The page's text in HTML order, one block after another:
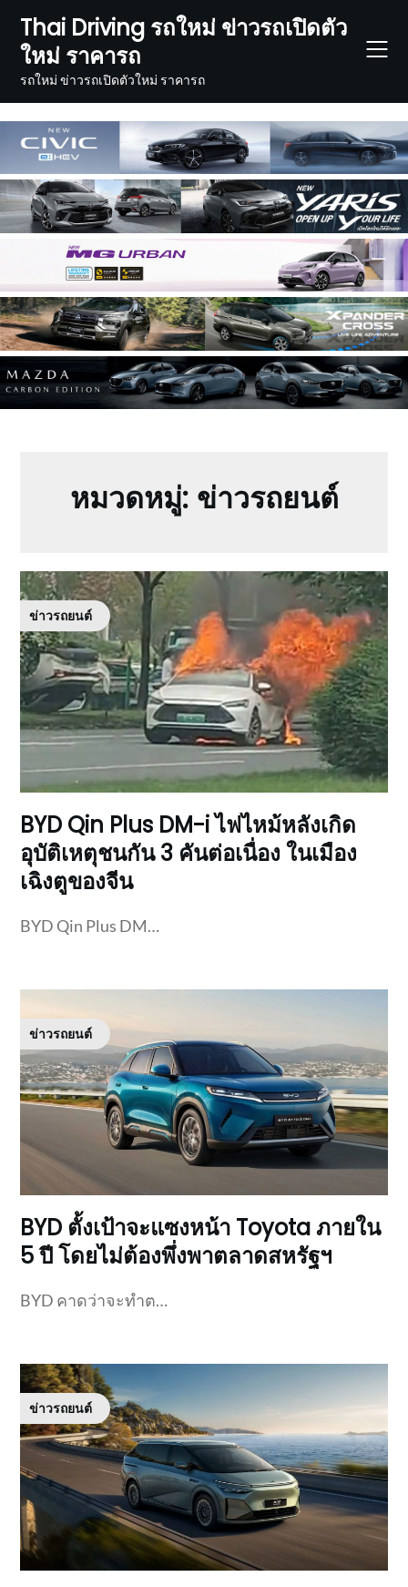
content
Thai Driving รถใหม่ ข่าวรถเปิดตัว
ใหม่ ราคารถ
รถใหม่ ข่าวรถเปิดตัวใหม่ ราคารถ
หมวดหมู่: ข่าวรถยนต์
ข่าวรถยนต์
BYD Qin Plus DM-i ไฟไหม้หลังเกิด
อุบัติเหตุชนกัน 3 คันต่อเนื่อง ในเมือง
เฉิงตูของจีน
BYD Qin Plus DM…
ข่าวรถยนต์
BYD ตั้งเป้าจะแซงหน้า Toyota ภายใน
5 ปี โดยไม่ต้องพึ่งพาตลาดสหรัฐฯ
BYD คาดว่าจะทำต…
ข่าวรถยนต์